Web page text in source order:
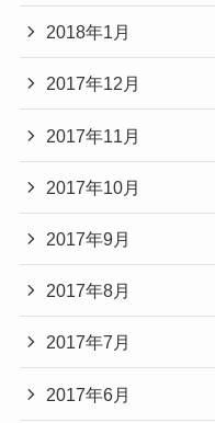
2018年1月
2017年12月
2017年11月
2017年10月
2017年9月
2017年8月
2017年7月
2017年6月